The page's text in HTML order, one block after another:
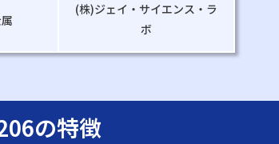
(株)ジェイ・サイエンス・ラ
ボ
の特徴